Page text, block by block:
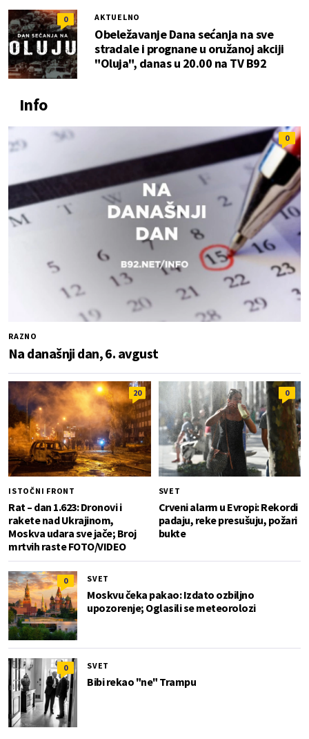
0 AKTUELNO
Obeležavanje Dana sećanja na sve
stradale i prognane u oružanoj akciji
"Oluja", danas u 20.00 na TV B92
Info
0
RAZNO
Na današnji dan, 6. avgust
20
ISTOČNI FRONT
Rat – dan 1.623: Dronovi i
rakete nad Ukrajinom,
Moskva udara sve jače; Broj
mrtvih raste FOTO/VIDEO
0
SVET
Crveni alarm u Evropi: Rekordi
padaju, reke presušuju, požari
bukte
0 SVET
Moskvu čeka pakao: Izdato ozbiljno
upozorenje; Oglasili se meteorolozi
0 SVET
Bibi rekao "ne" Trampu